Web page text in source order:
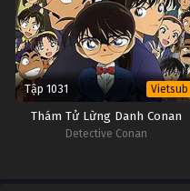
Tập 1031 Vietsub
Thám Tử Lừng Danh Conan
Detective Conan